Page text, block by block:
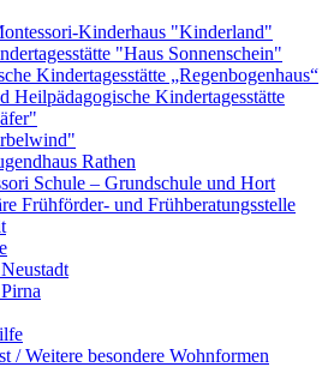
Kinderhaus "Kinderland"
"Haus Sonnenschein"
Kindertagesstätte „Regenbogenhaus“
Heilpädagogische Kindertagesstätte
Rathen
Schule – Grundschule und Hort
Frühförder- und Frühberatungsstelle
/ Weitere besondere Wohnformen